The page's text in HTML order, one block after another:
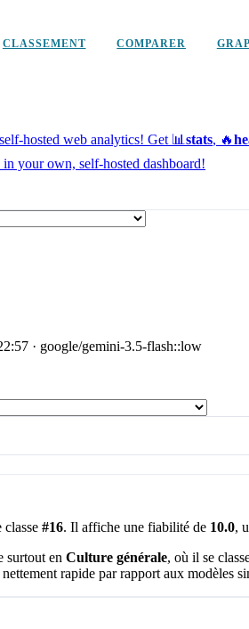
CLASSEMENT COMPARER
hosted web analytics! Get 📊 stats, 🔥
in your own, self-hosted dashboard!
· google/gemini-3.5-flash::low
#16. Il affiche une fiabilité de 10.0,
surtout en Culture générale, où il se
rapide par rapport aux modèles